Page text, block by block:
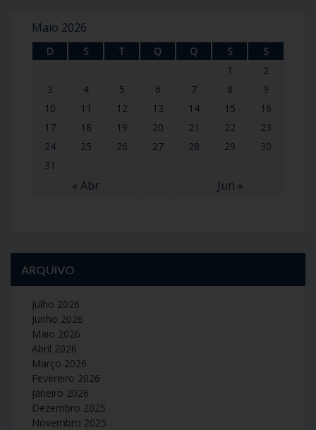
Maio 2026
D S T Q Q S S
« Abr Jun »
1
2
3
4 5 6 7 8
9
10
11 12 13 14 15
16
17
18 19 20 21 22
23
24
25 26 27 28 29
30
31
ARQUIVO
Julho 2026
Junho 2026
Maio 2026
Abril 2026
Março 2026
Fevereiro 2026
Janeiro 2026
Dezembro 2025
Novembro 2025